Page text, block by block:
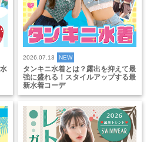
2026.07.13 NEW
タンキニ水着とは？露出を抑えて最
強に盛れる！スタイルアップする最
新水着コーデ